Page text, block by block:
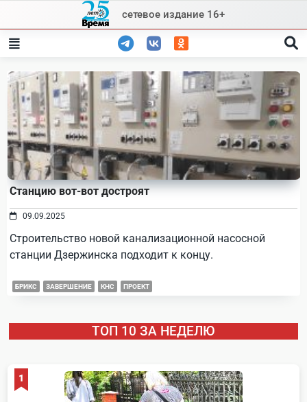
content
сетевое издание 16+
Станцию вот-вот достроят
09.09.2025
Строительство новой канализационной насосной
станции Дзержинска подходит к концу.
БРИКС ЗАВЕРШЕНИЕ КНС ПРОЕКТ
ТОП 10 ЗА НЕДЕЛЮ